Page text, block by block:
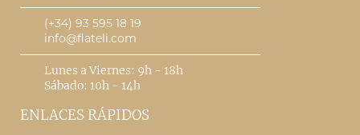
(+34) 93 595 18 19
info@flateli.com
Lunes a Viernes: 9h - 18h
Sábado: 10h - 14h
ENLACES RÁPIDOS